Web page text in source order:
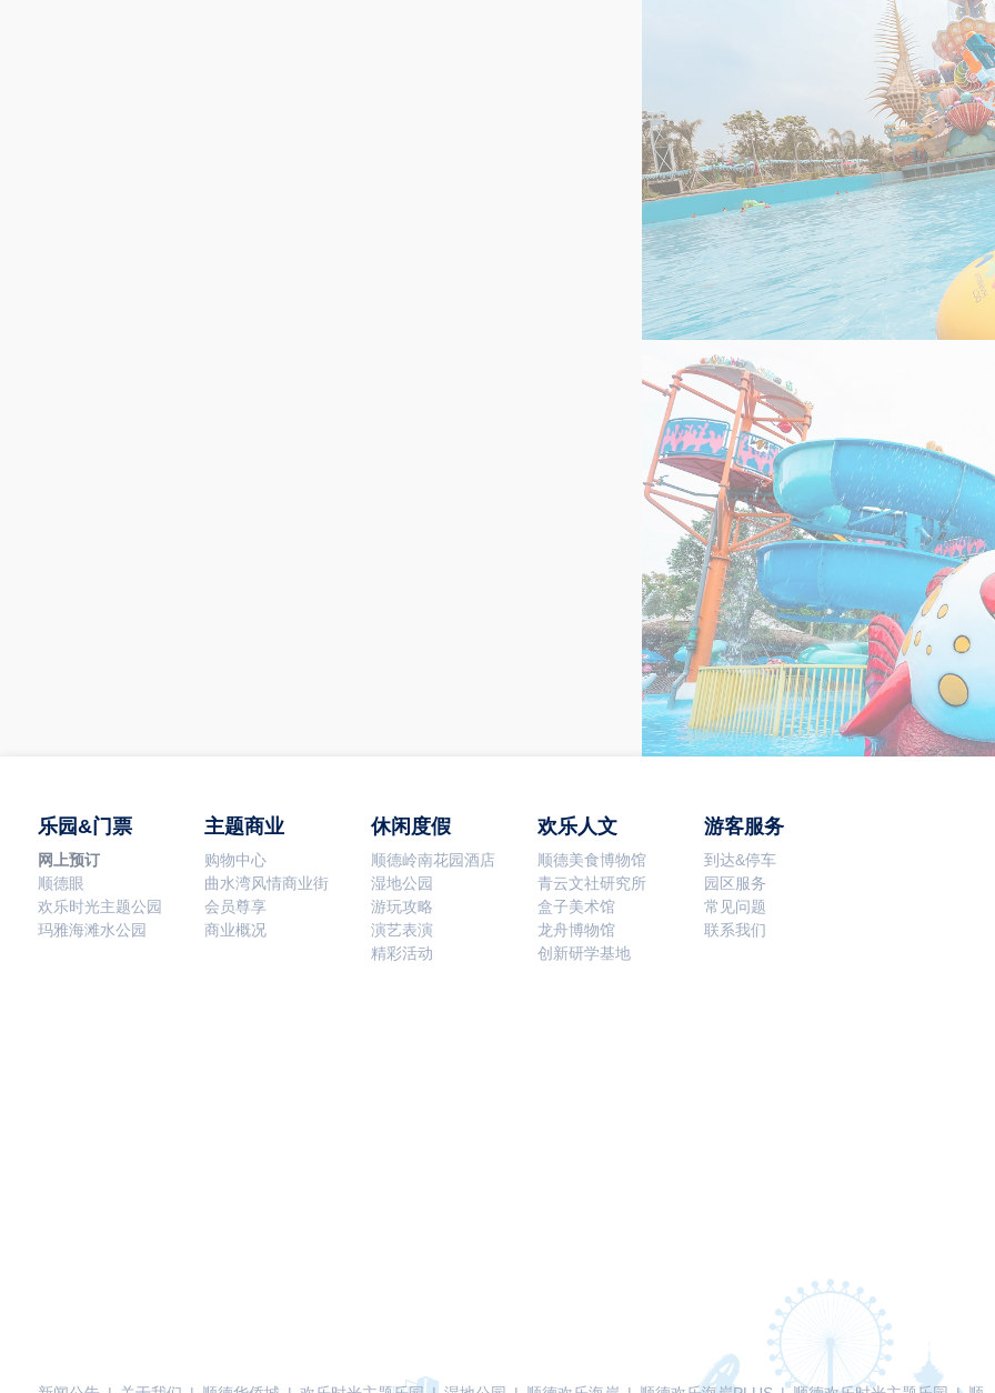
乐园&门票
网上预订
顺德眼
欢乐时光主题公园
玛雅海滩水公园
主题商业
购物中心
曲水湾风情商业街
会员尊享
商业概况
休闲度假
顺德岭南花园酒店
湿地公园
游玩攻略
演艺表演
精彩活动
欢乐人文
顺德美食博物馆
青云文社研究所
盒子美术馆
龙舟博物馆
创新研学基地
游客服务
到达&停车
园区服务
常见问题
联系我们